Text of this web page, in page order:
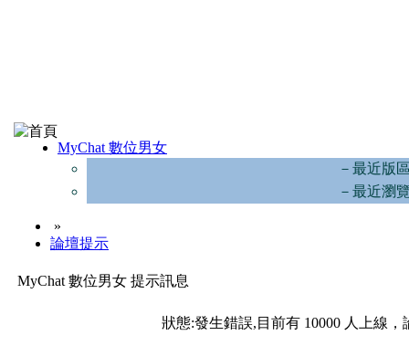
MyChat 數位男女
－最近版
－最近瀏
»
論壇提示
MyChat 數位男女 提示訊息
狀態:發生錯誤,目前有 10000 人上線